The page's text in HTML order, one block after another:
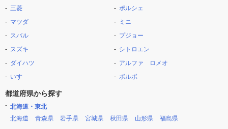
三菱
マツダ
スバル
スズキ
ダイハツ
いすゞ
ポルシェ
ミニ
プジョー
シトロエン
アルファ ロメオ
ボルボ
都道府県から探す
北海道・東北
北海道
青森県 岩手県 宮城県 秋田県 山形県 福島県